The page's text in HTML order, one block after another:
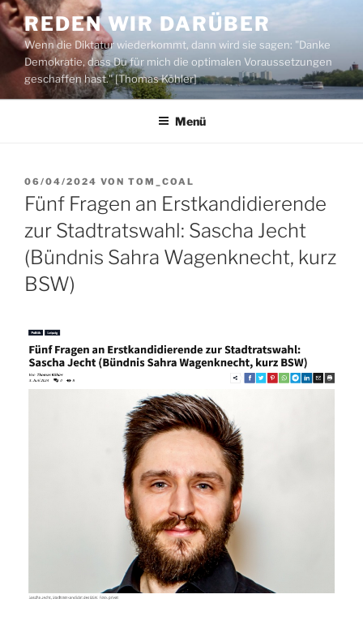
Zum
Inhalt
springen
REDEN WIR DARÜBER
Wenn die Diktatur wiederkommt, dann wird sie sagen: "Danke
Demokratie, dass Du für mich die optimalen Voraussetzungen
geschaffen hast." [Thomas Köhler]
Menü
VERÖFFENTLICHT
AM
06/04/2024 VON TOM_COAL
Fünf Fragen an Erstkandidierende
zur Stadtratswahl: Sascha Jecht
(Bündnis Sahra Wagenknecht, kurz
BSW)